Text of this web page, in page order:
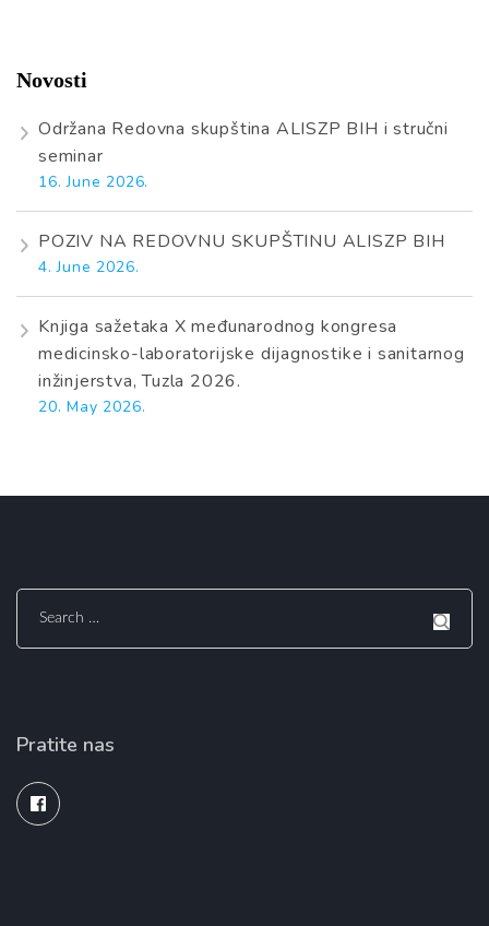
Novosti
Održana Redovna skupština ALISZP BIH i stručni
seminar
16. June 2026.
POZIV NA REDOVNU SKUPŠTINU ALISZP BIH
4. June 2026.
Knjiga sažetaka X međunarodnog kongresa
medicinsko-laboratorijske dijagnostike i sanitarnog
inžinjerstva, Tuzla 2026.
20. May 2026.
Search
for:
Pratite nas